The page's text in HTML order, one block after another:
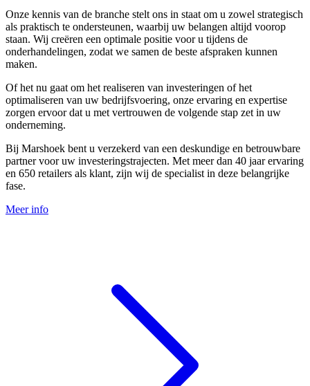
Onze kennis van de branche stelt ons in staat om u zowel strategisch
als praktisch te ondersteunen, waarbij uw belangen altijd voorop
staan. Wij creëren een optimale positie voor u tijdens de
onderhandelingen, zodat we samen de beste afspraken kunnen
maken.
Of het nu gaat om het realiseren van investeringen of het
optimaliseren van uw bedrijfsvoering, onze ervaring en expertise
zorgen ervoor dat u met vertrouwen de volgende stap zet in uw
onderneming.
Bij Marshoek bent u verzekerd van een deskundige en betrouwbare
partner voor uw investeringstrajecten. Met meer dan 40 jaar ervaring
en 650 retailers als klant, zijn wij de specialist in deze belangrijke
fase.
Meer info